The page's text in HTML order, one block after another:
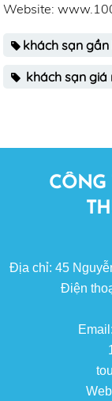
Website:
khách sạn
khách sạn giá
CÔNG
Địa chỉ: 45
Điện
0867